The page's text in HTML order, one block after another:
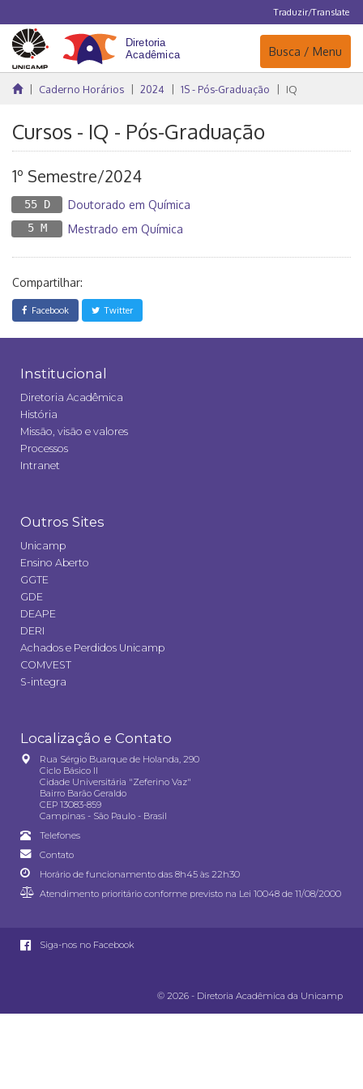
Traduzir/Translate
Navegação
Busca / Menu
Caderno Horários 2024 1S - Pós-Graduação IQ
Cursos - IQ - Pós-Graduação
1º Semestre/2024
55 D Doutorado em Química
5 M Mestrado em Química
Compartilhar:
Facebook Twitter
Institucional
Diretoria Acadêmica
História
Missão, visão e valores
Processos
Intranet
Outros Sites
Unicamp
Ensino Aberto
GGTE
GDE
DEAPE
DERI
Achados e Perdidos Unicamp
COMVEST
S-integra
Localização e Contato
Rua Sérgio Buarque de Holanda, 290
Ciclo Básico II
Cidade Universitária "Zeferino Vaz"
Bairro Barão Geraldo
CEP 13083-859
Campinas - São Paulo - Brasil
Telefones
Contato
Horário de funcionamento das 8h45 às 22h30
Atendimento prioritário conforme previsto na Lei 10048 de 11/08/2000
Siga-nos no Facebook
© 2026 - Diretoria Acadêmica da Unicamp